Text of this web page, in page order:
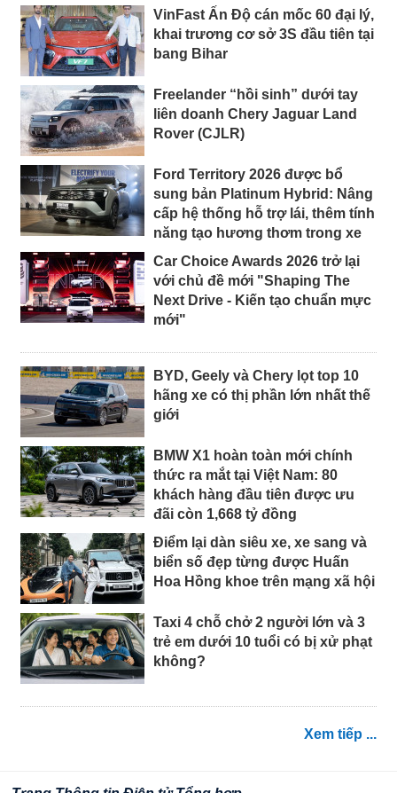
VinFast Ấn Độ cán mốc 60 đại lý,
khai trương cơ sở 3S đầu tiên tại
bang Bihar
Freelander “hồi sinh” dưới tay
liên doanh Chery Jaguar Land
Rover (CJLR)
Ford Territory 2026 được bổ
sung bản Platinum Hybrid: Nâng
cấp hệ thống hỗ trợ lái, thêm tính
năng tạo hương thơm trong xe
Car Choice Awards 2026 trở lại
với chủ đề mới "Shaping The
Next Drive - Kiến tạo chuẩn mực
mới"
BYD, Geely và Chery lọt top 10
hãng xe có thị phần lớn nhất thế
giới
BMW X1 hoàn toàn mới chính
thức ra mắt tại Việt Nam: 80
khách hàng đầu tiên được ưu
đãi còn 1,668 tỷ đồng
Điểm lại dàn siêu xe, xe sang và
biển số đẹp từng được Huấn
Hoa Hồng khoe trên mạng xã hội
Taxi 4 chỗ chở 2 người lớn và 3
trẻ em dưới 10 tuổi có bị xử phạt
không?
Xem tiếp ...